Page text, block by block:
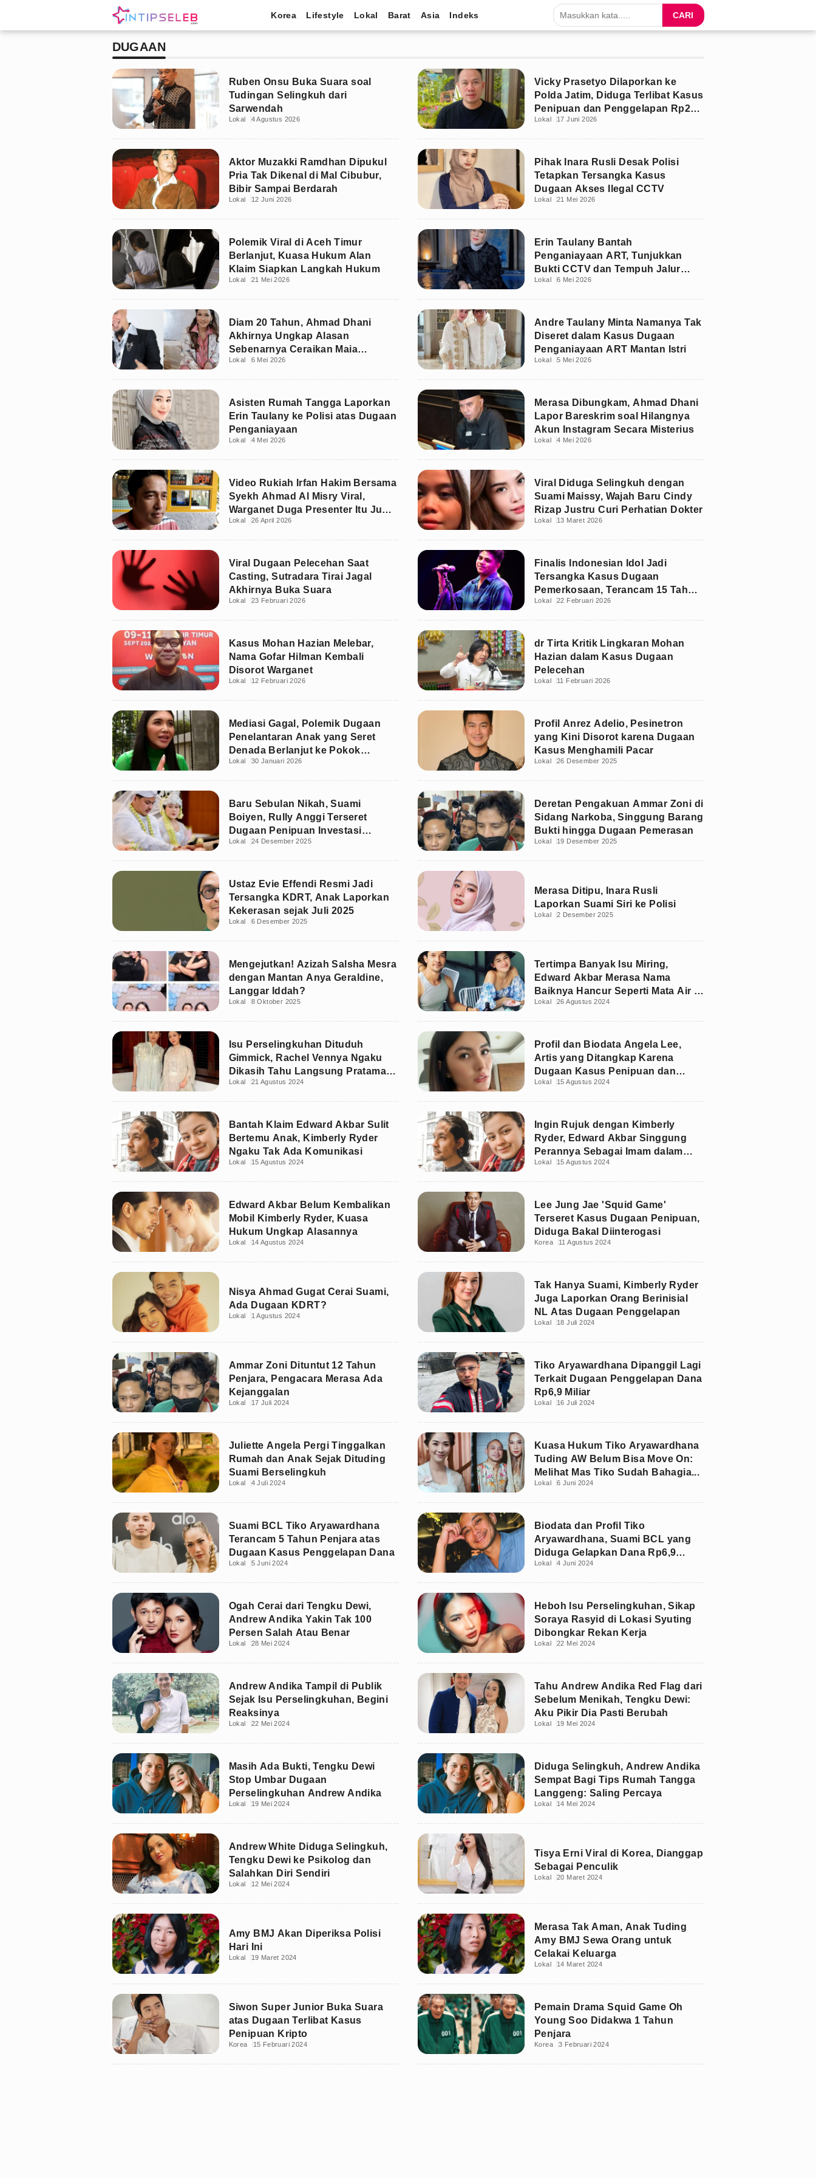
Korea Lifestyle Lokal Barat Asia Indeks CARI
DUGAAN
Ruben Onsu Buka Suara soal
Tudingan Selingkuh dari
Sarwendah
Lokal 4 Agustus 2026
Vicky Prasetyo Dilaporkan ke
Polda Jatim, Diduga Terlibat Kasus
Penipuan dan Penggelapan Rp213
Juta
Lokal 17 Juni 2026
Aktor Muzakki Ramdhan Dipukul
Pria Tak Dikenal di Mal Cibubur,
Bibir Sampai Berdarah
Lokal 12 Juni 2026
Pihak Inara Rusli Desak Polisi
Tetapkan Tersangka Kasus
Dugaan Akses Ilegal CCTV
Lokal 21 Mei 2026
Polemik Viral di Aceh Timur
Berlanjut, Kuasa Hukum Alan
Klaim Siapkan Langkah Hukum
Lokal 21 Mei 2026
Erin Taulany Bantah
Penganiayaan ART, Tunjukkan
Bukti CCTV dan Tempuh Jalur
Hukum
Lokal 6 Mei 2026
Diam 20 Tahun, Ahmad Dhani
Akhirnya Ungkap Alasan
Sebenarnya Ceraikan Maia
Estianty
Lokal 6 Mei 2026
Andre Taulany Minta Namanya Tak
Diseret dalam Kasus Dugaan
Penganiayaan ART Mantan Istri
Lokal 5 Mei 2026
Asisten Rumah Tangga Laporkan
Erin Taulany ke Polisi atas Dugaan
Penganiayaan
Lokal 4 Mei 2026
Merasa Dibungkam, Ahmad Dhani
Lapor Bareskrim soal Hilangnya
Akun Instagram Secara Misterius
Lokal 4 Mei 2026
Video Rukiah Irfan Hakim Bersama
Syekh Ahmad Al Misry Viral,
Warganet Duga Presenter Itu Juga
Korban
Lokal 26 April 2026
Viral Diduga Selingkuh dengan
Suami Maissy, Wajah Baru Cindy
Rizap Justru Curi Perhatian Dokter
Lokal 13 Maret 2026
Viral Dugaan Pelecehan Saat
Casting, Sutradara Tirai Jagal
Akhirnya Buka Suara
Lokal 23 Februari 2026
Finalis Indonesian Idol Jadi
Tersangka Kasus Dugaan
Pemerkosaan, Terancam 15 Tahun
Penjara
Lokal 22 Februari 2026
Kasus Mohan Hazian Melebar,
Nama Gofar Hilman Kembali
Disorot Warganet
Lokal 12 Februari 2026
dr Tirta Kritik Lingkaran Mohan
Hazian dalam Kasus Dugaan
Pelecehan
Lokal 11 Februari 2026
Mediasi Gagal, Polemik Dugaan
Penelantaran Anak yang Seret
Denada Berlanjut ke Pokok
Perkara
Lokal 30 Januari 2026
Profil Anrez Adelio, Pesinetron
yang Kini Disorot karena Dugaan
Kasus Menghamili Pacar
Lokal 26 Desember 2025
Baru Sebulan Nikah, Suami
Boiyen, Rully Anggi Terseret
Dugaan Penipuan Investasi
Ratusan Juta
Lokal 24 Desember 2025
Deretan Pengakuan Ammar Zoni di
Sidang Narkoba, Singgung Barang
Bukti hingga Dugaan Pemerasan
Lokal 19 Desember 2025
Ustaz Evie Effendi Resmi Jadi
Tersangka KDRT, Anak Laporkan
Kekerasan sejak Juli 2025
Lokal 6 Desember 2025
Merasa Ditipu, Inara Rusli
Laporkan Suami Siri ke Polisi
Lokal 2 Desember 2025
Mengejutkan! Azizah Salsha Mesra
dengan Mantan Anya Geraldine,
Langgar Iddah?
Lokal 8 Oktober 2025
Tertimpa Banyak Isu Miring,
Edward Akbar Merasa Nama
Baiknya Hancur Seperti Mata Air di
Palestina
Lokal 26 Agustus 2024
Isu Perselingkuhan Dituduh
Gimmick, Rachel Vennya Ngaku
Dikasih Tahu Langsung Pratama
Arhan
Lokal 21 Agustus 2024
Profil dan Biodata Angela Lee,
Artis yang Ditangkap Karena
Dugaan Kasus Penipuan dan
Penggelapan
Lokal 15 Agustus 2024
Bantah Klaim Edward Akbar Sulit
Bertemu Anak, Kimberly Ryder
Ngaku Tak Ada Komunikasi
Lokal 15 Agustus 2024
Ingin Rujuk dengan Kimberly
Ryder, Edward Akbar Singgung
Perannya Sebagai Imam dalam
Keluarga
Lokal 15 Agustus 2024
Edward Akbar Belum Kembalikan
Mobil Kimberly Ryder, Kuasa
Hukum Ungkap Alasannya
Lokal 14 Agustus 2024
Lee Jung Jae 'Squid Game'
Terseret Kasus Dugaan Penipuan,
Diduga Bakal Diinterogasi
Korea 11 Agustus 2024
Nisya Ahmad Gugat Cerai Suami,
Ada Dugaan KDRT?
Lokal 1 Agustus 2024
Tak Hanya Suami, Kimberly Ryder
Juga Laporkan Orang Berinisial
NL Atas Dugaan Penggelapan
Lokal 18 Juli 2024
Ammar Zoni Dituntut 12 Tahun
Penjara, Pengacara Merasa Ada
Kejanggalan
Lokal 17 Juli 2024
Tiko Aryawardhana Dipanggil Lagi
Terkait Dugaan Penggelapan Dana
Rp6,9 Miliar
Lokal 16 Juli 2024
Juliette Angela Pergi Tinggalkan
Rumah dan Anak Sejak Dituding
Suami Berselingkuh
Lokal 4 Juli 2024
Kuasa Hukum Tiko Aryawardhana
Tuding AW Belum Bisa Move On:
Melihat Mas Tiko Sudah Bahagia...
Lokal 6 Juni 2024
Suami BCL Tiko Aryawardhana
Terancam 5 Tahun Penjara atas
Dugaan Kasus Penggelapan Dana
Lokal 5 Juni 2024
Biodata dan Profil Tiko
Aryawardhana, Suami BCL yang
Diduga Gelapkan Dana Rp6,9
Miliar
Lokal 4 Juni 2024
Ogah Cerai dari Tengku Dewi,
Andrew Andika Yakin Tak 100
Persen Salah Atau Benar
Lokal 28 Mei 2024
Heboh Isu Perselingkuhan, Sikap
Soraya Rasyid di Lokasi Syuting
Dibongkar Rekan Kerja
Lokal 22 Mei 2024
Andrew Andika Tampil di Publik
Sejak Isu Perselingkuhan, Begini
Reaksinya
Lokal 22 Mei 2024
Tahu Andrew Andika Red Flag dari
Sebelum Menikah, Tengku Dewi:
Aku Pikir Dia Pasti Berubah
Lokal 19 Mei 2024
Masih Ada Bukti, Tengku Dewi
Stop Umbar Dugaan
Perselingkuhan Andrew Andika
Lokal 19 Mei 2024
Diduga Selingkuh, Andrew Andika
Sempat Bagi Tips Rumah Tangga
Langgeng: Saling Percaya
Lokal 14 Mei 2024
Andrew White Diduga Selingkuh,
Tengku Dewi ke Psikolog dan
Salahkan Diri Sendiri
Lokal 12 Mei 2024
Tisya Erni Viral di Korea, Dianggap
Sebagai Penculik
Lokal 20 Maret 2024
Amy BMJ Akan Diperiksa Polisi
Hari Ini
Lokal 19 Maret 2024
Merasa Tak Aman, Anak Tuding
Amy BMJ Sewa Orang untuk
Celakai Keluarga
Lokal 14 Maret 2024
Siwon Super Junior Buka Suara
atas Dugaan Terlibat Kasus
Penipuan Kripto
Korea 15 Februari 2024
Pemain Drama Squid Game Oh
Young Soo Didakwa 1 Tahun
Penjara
Korea 3 Februari 2024